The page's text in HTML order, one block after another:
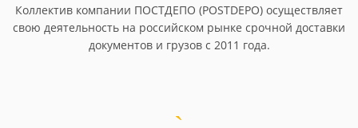
Коллектив компании ПОСТДЕПО (POSTDEPO) осуществляет
свою деятельность на российском рынке срочной доставки
документов и грузов с 2011 года.